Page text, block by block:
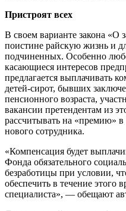
Пристроят всех
В своем варианте закона «О
поистине райскую жизнь и
подчиненных. Особенно
касающиеся интересов
предлагается выплачивать
детей-сирот, бывших
пенсионного возраста,
вакансии претендентам из
рассчитывать на «премию» в
нового сотрудника.
«Компенсация будет
Фонда обязательного
безработицы при условии,
обеспечить в течение этого
специалиста», — обещают